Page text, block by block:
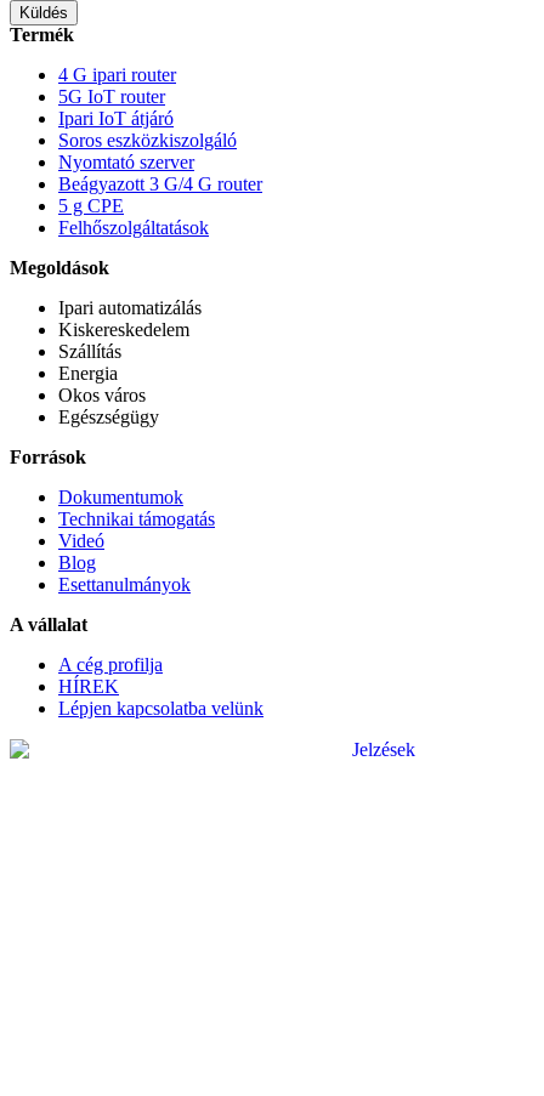
Küldés
Termék
4 G ipari router
5G IoT router
Ipari IoT átjáró
Soros eszközkiszolgáló
Nyomtató szerver
Beágyazott 3 G/4 G router
5 g CPE
Felhőszolgáltatások
Megoldások
Ipari automatizálás
Kiskereskedelem
Szállítás
Energia
Okos város
Egészségügy
Források
Dokumentumok
Technikai támogatás
Videó
Blog
Esettanulmányok
A vállalat
A cég profilja
HÍREK
Lépjen kapcsolatba velünk